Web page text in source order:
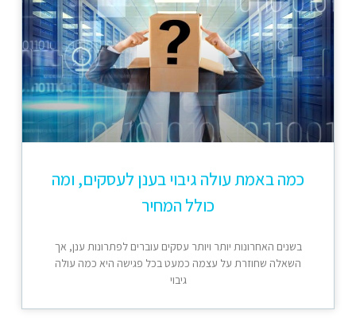
כמה באמת עולה גיבוי בענן לעסקים, ומה
כולל המחיר
בשנים האחרונות יותר ויותר עסקים עוברים לפתרונות ענן, אך
השאלה שחוזרת על עצמה כמעט בכל פגישה היא כמה עולה
גיבוי